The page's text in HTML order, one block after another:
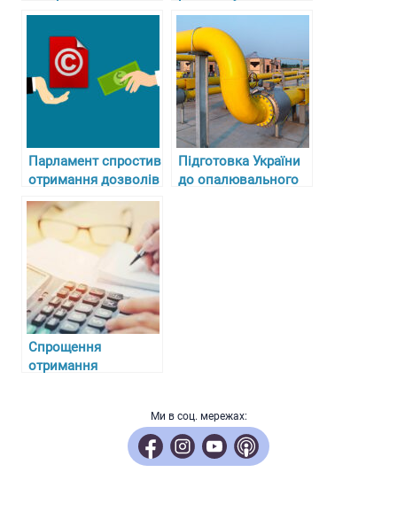
автомобільного
пріоритет
важливий аспект
для працівників
Парламент спростив
отримання дозволів
і ліцензій для
підприємців
Підготовка України
до опалювального
Спрощення
отримання
іноземних компанійМи в соц. мережах: